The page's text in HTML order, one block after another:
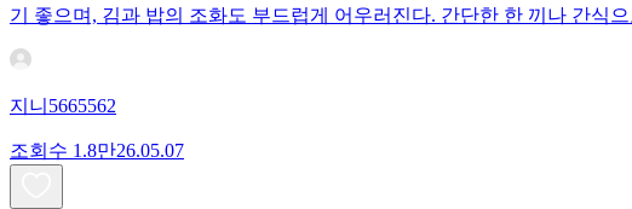
기 좋으며, 김과 밥의 조화도 부드럽게 어우러진다. 간단한 한 끼나 간식
지니5665562
조회수 1.8만26.05.07